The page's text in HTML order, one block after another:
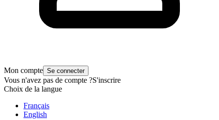
Mon compte Se connecter
Vous n'avez pas de compte ?S'inscrire
Choix de la langue
Français
English